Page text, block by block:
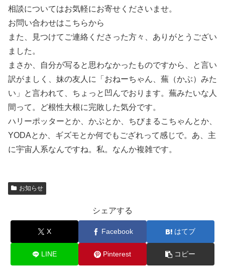
相談についてはお気軽にお寄せくださいませ。
お問い合わせはこちらから
また、見つけてご連絡くださった方々、ありがとうござい
ました。
まさか、自分が写ると思わなかったものですから、と言い
訳がましく、妹の友人に「おねーちゃん、蕪（かぶ）みた
い」と言われて、ちょっと凹んでおります。蕪みたいな人
間って。ど根性大根に完敗した気分です。
ハリーポッターとか、かぶとか、ちびまるこちゃんとか、
YODAとか、ギズモとか何でもござれって感じで。あ、主
に宇宙人系なんですね。私。なんか複雑です。
お知らせ
シェアする
X Facebook はてブ
LINE Pinterest コピー